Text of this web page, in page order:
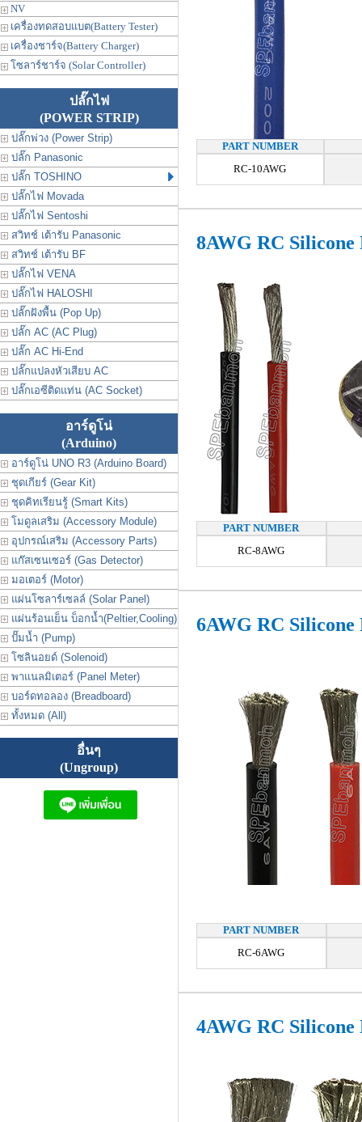
NV
เครื่องทดสอบแบต(Battery Tester)
เครื่องชาร์จ(Battery Charger)
โซลาร์ชาร์จ (Solar Controller)
ปลั๊กไฟ
(POWER STRIP)
ปลั๊กพ่วง (Power Strip)
ปลั๊ก Panasonic
ปลั๊ก TOSHINO
ปลั๊กไฟ Movada
ปลั๊กไฟ Sentoshi
สวิทช์ เต้ารับ Panasonic
สวิทช์ เต้ารับ BF
ปลั๊กไฟ VENA
ปลั๊กไฟ HALOSHI
ปลั๊กฝังพื้น (Pop Up)
ปลั๊ก AC (AC Plug)
ปลั๊ก AC Hi-End
ปลั๊กแปลงหัวเสียบ AC
ปลั๊กเอซีติดแท่น (AC Socket)
อาร์ดูโน่
(Arduino)
อาร์ดูโน่ UNO R3 (Arduino Board)
ชุดเกียร์ (Gear Kit)
ชุดคิทเรียนรู้ (Smart Kits)
โมดูลเสริม (Accessory Module)
อุปกรณ์เสริม (Accessory Parts)
แก๊สเซนเซอร์ (Gas Detector)
มอเตอร์ (Motor)
แผ่นโซลาร์เซลล์ (Solar Panel)
แผ่นร้อนเย็น บ็อกน้ำ(Peltier,Cooling)
ปั๊มน้ำ (Pump)
โซลินอยด์ (Solenoid)
พาแนลมิเตอร์ (Panel Meter)
บอร์ดทอลอง (Breadboard)
ทั้งหมด (All)
อื่นๆ
(Ungroup)
PART NUMBER
RC-10AWG
8AWG RC
PART NUMBER
RC-8AWG
6AWG RC
PART NUMBER
RC-6AWG
4AWG RC